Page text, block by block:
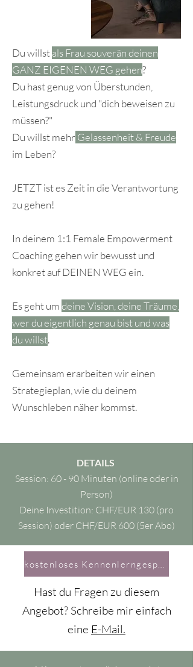
Du willstals Frau souverän deinen
GANZ EIGENEN WEG gehen?
Du hast genug von Überstunden,
Leistungsdruck und "dich beweisen zu
müssen?"
Du willst mehr Gelassenheit & Freude
im Leben?
JETZT ist es Zeit in die Verantwortung
zu gehen!
In deinem 1:1 Female Empowerment
Coaching gehen wir bewusst und
konkretauf DEINEN WEG ein.
Es geht umdeine Vision, deine Träume,
wer du eigentlich genau bist und was
du willst.
Gemeinsam erarbeiten wir einen
Strategieplan, wie du deinem
Wunschleben näher kommst.
DETAILS
Session: 60 - 90 Minuten (online oder in
Person)
Deine Investition: CHF/EUR 130 (pro
Session) oder CHF/EUR 600 (5er Abo)
Hast du Fragen zu diesem
Angebot? Schreibe mir einfach
eine E-Mail.